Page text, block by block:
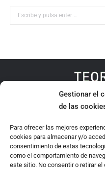
Gestionar el
de las
Para ofrecer las mejores
cookies para almacenar y/o
consentimiento de estas
como el comportamiento de
este sitio. No consentir o retirar
Buscar:
TEOR/éTica 2020 -